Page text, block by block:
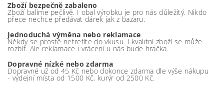
Zboží bezpečně zabaleno
Zboží balíme pečlivě. I obal výrobku je pro nás důležitý. Nikdo
přece nechce předávat dárek jak z bazaru.
Jednoduchá výměna nebo reklamace
Někdy se prostě netrefíte do vkusu. I kvalitní zboží se může
rozbít. Ale reklamace i vrácení u nás bude hračka.
Dopravné nízké nebo zdarma
Dopravné už od 45 Kč nebo dokonce zdarma dle výše nákupu
- výdejní místa od 1500 Kč, kurýr od 2500 Kč.